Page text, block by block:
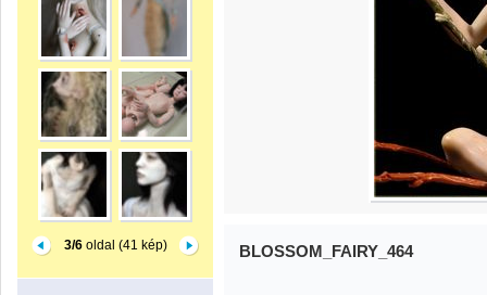
3/6oldal (41 kép) BLOSSOM_FAIRY_464